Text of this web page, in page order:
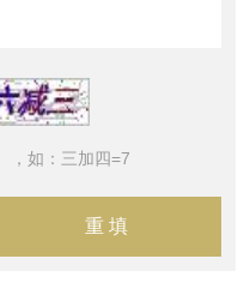
，如：三加四=7